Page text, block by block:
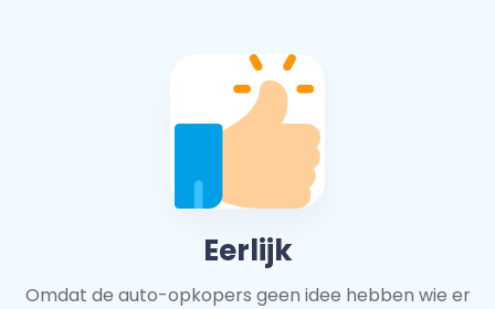
Eerlijk
Omdat de auto-opkopers geen idee hebben wie er